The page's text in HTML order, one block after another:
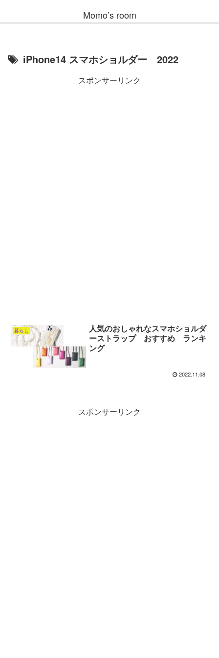
Momo’s room
iPhone14 スマホショルダー 2022
スポンサーリンク
暮らし
人気のおしゃれなスマホショルダ
ーストラップ おすすめ ランキ
ング
2022.11.08
スポンサーリンク